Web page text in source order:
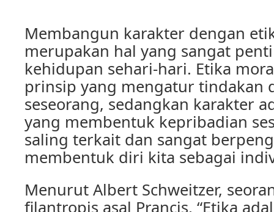
Membangun karakter dengan
merupakan hal yang sangat
kehidupan sehari-hari. Etika
prinsip yang mengatur tindakan
seseorang, sedangkan karakter
yang membentuk kepribadian
saling terkait dan sangat
membentuk diri kita sebagai
Menurut Albert Schweitzer,
filantropis asal Prancis, “Etika